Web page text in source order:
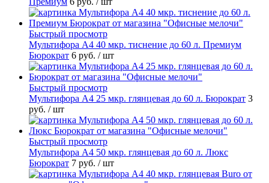
Быстрый просмотр
Мультифора А4 40 мкр. тиснение до 60 л. Премиум
Бюрократ 6 руб. / шт
Быстрый просмотр
Мультифора А4 25 мкр. глянцевая до 60 л. Бюрократ 3
руб. / шт
Быстрый просмотр
Мультифора А4 50 мкр. глянцевая до 60 л. Люкс
Бюрократ 7 руб. / шт